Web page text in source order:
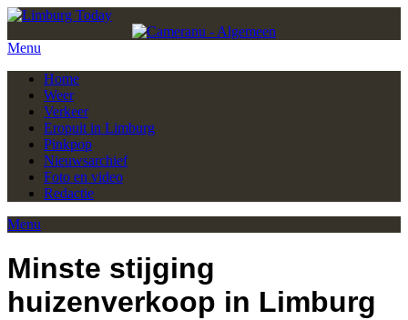
Menu
Home
Weer
Verkeer
Eropuit in Limburg
Pinkpop
Nieuwsarchief
Foto en video
Redactie
Menu
Minste stijging
huizenverkoop in Limburg